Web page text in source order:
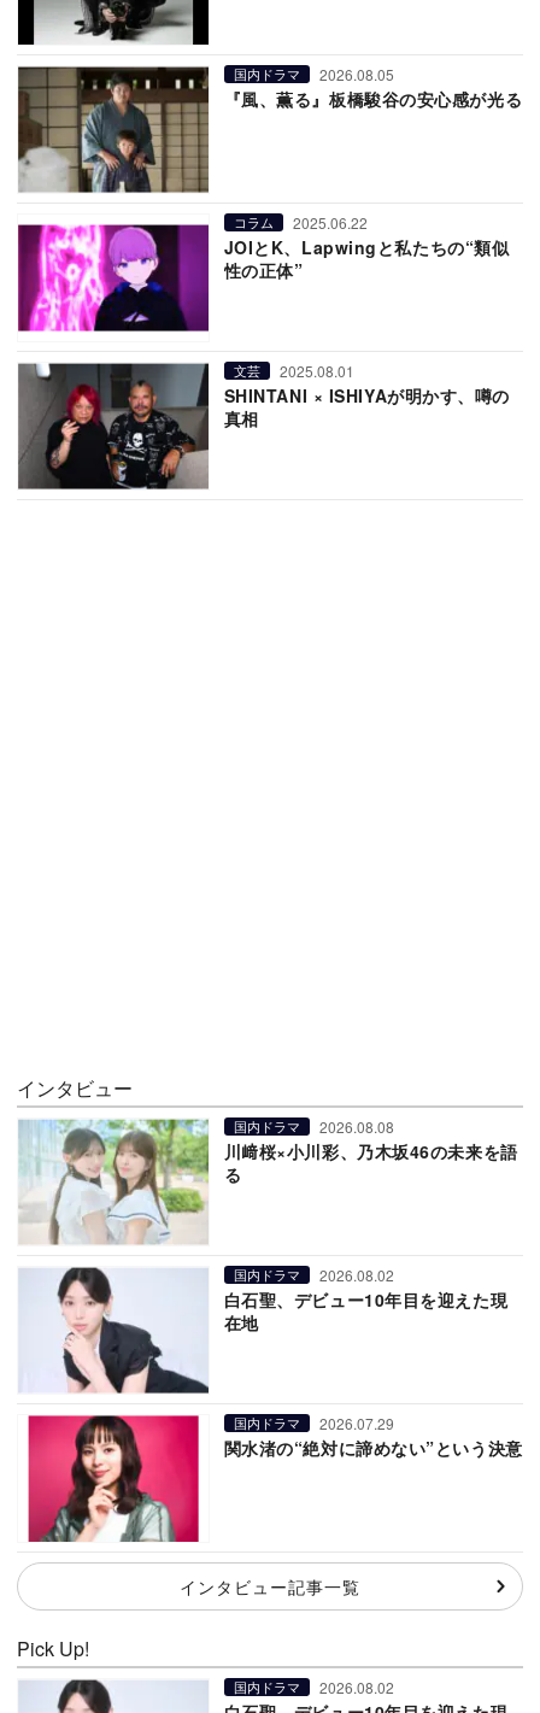
国内ドラマ 2026.08.05
『風、薫る』板橋駿谷の安心感が光る
コラム 2025.06.22
JOIとK、Lapwingと私たちの“類似
性の正体”
文芸 2025.08.01
SHINTANI × ISHIYAが明かす、噂の
真相
インタビュー
国内ドラマ 2026.08.08
川﨑桜×小川彩、乃木坂46の未来を語
る
国内ドラマ 2026.08.02
白石聖、デビュー10年目を迎えた現
在地
国内ドラマ 2026.07.29
関水渚の“絶対に諦めない”という決意
インタビュー記事一覧
Pick Up!
国内ドラマ 2026.08.02